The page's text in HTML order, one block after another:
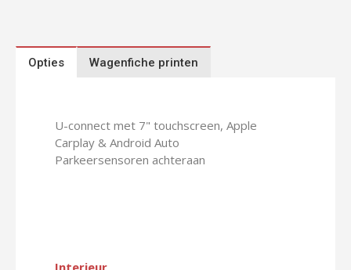
Opties Wagenfiche printen
U-connect met 7" touchscreen, Apple
Carplay & Android Auto
Parkeersensoren achteraan
Interieur